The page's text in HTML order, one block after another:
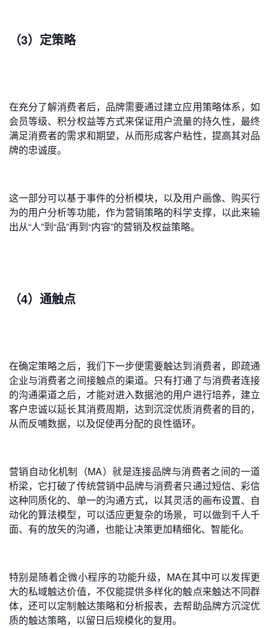
（3）定策略
在充分了解消费者后，品牌需要通过建立应用策略体系，如
会员等级、积分权益等方式来保证用户流量的持久性，最终
满足消费者的需求和期望，从而形成客户粘性，提高其对品
牌的忠诚度。
这一部分可以基于事件的分析模块，以及用户画像、购买行
为的用户分析等功能，作为营销策略的科学支撑，以此来输
出从“人”到“品”再到“内容”的营销及权益策略。
（4）通触点
在确定策略之后，我们下一步便需要触达到消费者，即疏通
企业与消费者之间接触点的渠道。只有打通了与消费者连接
的沟通渠道之后，才能对进入数据池的用户进行培养，建立
客户忠诚以延长其消费周期，达到沉淀优质消费者的目的，
从而反哺数据，以及促使再分配的良性循环。
营销自动化机制（MA）就是连接品牌与消费者之间的一道
桥梁，它打破了传统营销中品牌与消费者只通过短信、彩信
这种同质化的、单一的沟通方式，以其灵活的画布设置、自
动化的算法模型，可以适应更复杂的场景，可以做到千人千
面、有的放矢的沟通，也能让决策更加精细化、智能化。
特别是随着企微小程序的功能升级，MA在其中可以发挥更
大的私域触达价值，不仅能提供多样化的触点来触达不同群
体，还可以定制触达策略和分析报表，去帮助品牌方沉淀优
质的触达策略，以留日后规模化的复用。